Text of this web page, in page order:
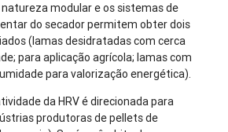
modular e os sistemas de
do secador permitem obter dois
(lamas desidratadas com cerca
para aplicação agrícola; lamas com
para valorização energética).
da HRV é direcionada para
produtoras de pellets de